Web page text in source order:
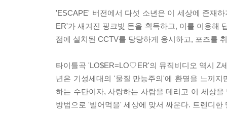
'ESCAPE' 버전에서 다섯 소년은 이 세상에 존재
ER'가 새겨진 핑크빛 돈을 획득하고, 이를 이용해
점에 설치된 CCTV를 당당하게 응시하고, 포즈를
타이틀곡 'LO$ER=LO♡ER'의 뮤직비디오 역시 Z
년은 기성세대의 '물질 만능주의'에 환멸을 느끼
하는 수단이자, 사랑하는 사람을 데리고 이 세상
방법으로 '빌어먹을' 세상에 맞서 싸운다. 트렌디